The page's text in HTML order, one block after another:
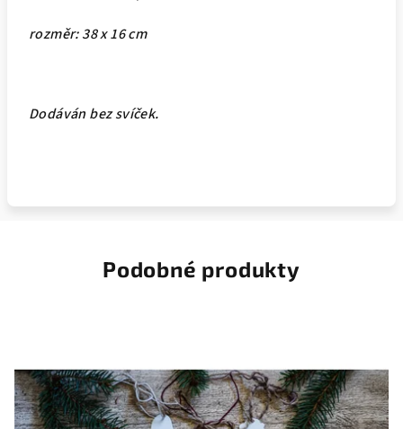
rozměr: 38 x 16 cm
Dodáván bez svíček.
Podobné produkty